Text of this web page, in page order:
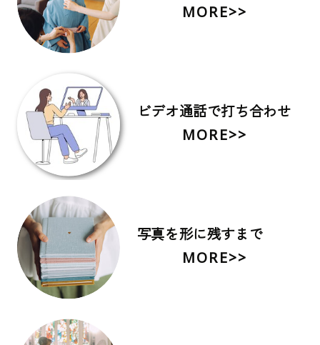
MORE>>
ビデオ通話で打ち合わせ
MORE>>
写真を形に残すまで
MORE>>